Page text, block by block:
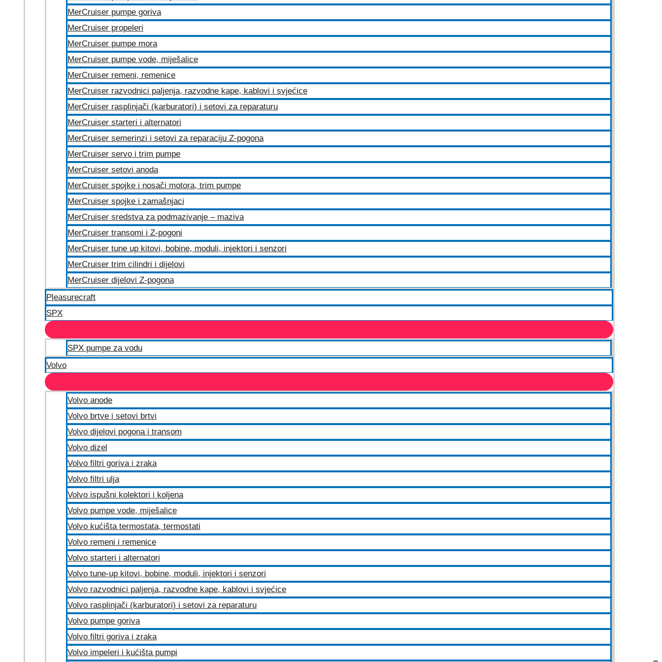
MerCruiser pumpe goriva
MerCruiser propeleri
MerCruiser pumpe mora
MerCruiser pumpe vode, miješalice
MerCruiser remeni, remenice
MerCruiser razvodnici paljenja, razvodne kape, kablovi i svjećice
MerCruiser rasplinjači (karburatori) i setovi za reparaturu
MerCruiser starteri i alternatori
MerCruiser semerinzi i setovi za reparaciju Z-pogona
MerCruiser servo i trim pumpe
MerCruiser setovi anoda
MerCruiser spojke i nosači motora, trim pumpe
MerCruiser spojke i zamašnjaci
MerCruiser sredstva za podmazivanje – maziva
MerCruiser transomi i Z-pogoni
MerCruiser tune up kitovi, bobine, moduli, injektori i senzori
MerCruiser trim cilindri i dijelovi
MerCruiser dijelovi Z-pogona
Pleasurecraft
SPX
SPX pumpe za vodu
Volvo
Volvo anode
Volvo brtve i setovi brtvi
Volvo dijelovi pogona i transom
Volvo dizel
Volvo filtri goriva i zraka
Volvo filtri ulja
Volvo ispušni kolektori i koljena
Volvo pumpe vode, miješalice
Volvo kućišta termostata, termostati
Volvo remeni i remenice
Volvo starteri i alternatori
Volvo tune-up kitovi, bobine, moduli, injektori i senzori
Volvo razvodnici paljenja, razvodne kape, kablovi i svjećice
Volvo rasplinjači (karburatori) i setovi za reparaturu
Volvo pumpe goriva
Volvo filtri goriva i zraka
Volvo impeleri i kućišta pumpi